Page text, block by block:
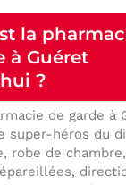
la
à Guéret
?
de garde à
super-héros du
robe de chambre,